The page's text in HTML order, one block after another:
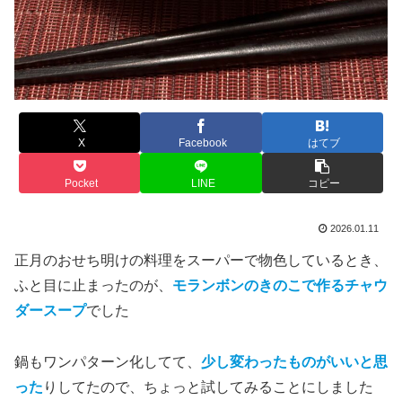
X Facebook はてブ
Pocket LINE コピー
2026.01.11
正月のおせち明けの料理をスーパーで物色しているとき、
ふと目に止まったのが、 モランボンのきのこで作るチャウ
ダースープでした
鍋もワンパターン化してて、 少し変わったものがいいと思
った りしてたので、ちょっと試してみることにしました